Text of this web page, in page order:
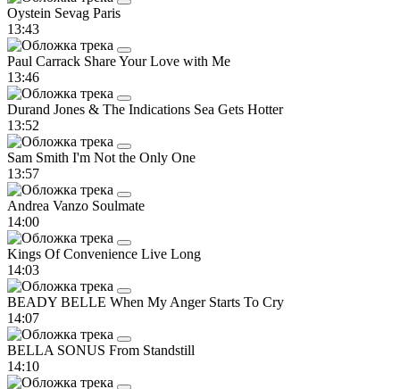
Oystein Sevag Paris
13:43
Paul Carrack Share Your Love with Me
13:46
Durand Jones & The Indications Sea Gets Hotter
13:52
Sam Smith I'm Not the Only One
13:57
Andrea Vanzo Soulmate
14:00
Kings Of Convenience Live Long
14:03
BEADY BELLE When My Anger Starts To Cry
14:07
BELLA SONUS From Standstill
14:10